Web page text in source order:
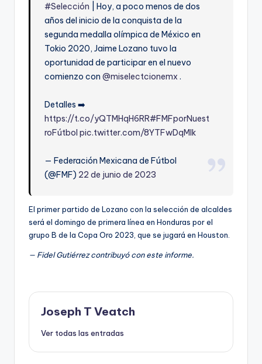
#Selección | Hoy, a poco menos de dos
años del inicio de la conquista de la
segunda medalla olímpica de México en
Tokio 2020, Jaime Lozano tuvo la
oportunidad de participar en el nuevo
comienzo con@miselectcionemx .
Detalles ➡️
https://t.co/yQTMHqH6RR#FMFporNuest
roFútbol pic.twitter.com/8YTFwDqMlk
— Federación Mexicana de Fútbol
(@FMF) 22 de junio de 2023
El primer partido de Lozano con la selección de alcaldes
será el domingo de primera línea en Honduras por el
grupo B de la Copa Oro 2023, que se jugará en Houston.
— Fidel Gutiérrez contribuyó con este informe.
Joseph T Veatch
Ver todas las entradas